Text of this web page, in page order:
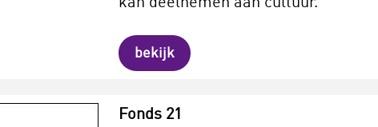
kan deelnemen aan cultuur.
bekijk
Fonds 21